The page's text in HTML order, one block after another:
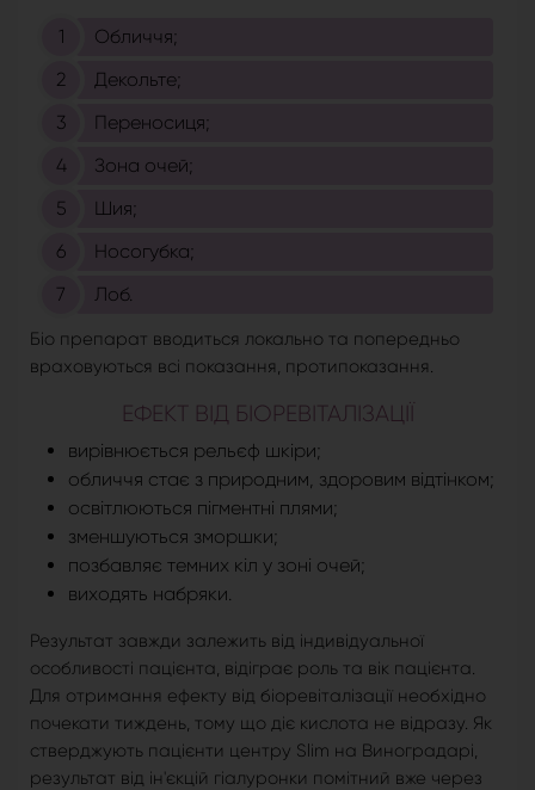
Обличчя;
Декольте;
Переносиця;
Зона очей;
Шия;
Носогубка;
Лоб.
Біо препарат вводиться локально та попередньо
враховуються всі показання, протипоказання.
ЕФЕКТ ВІД БІОРЕВІТАЛІЗАЦІЇ
вирівнюється рельєф шкіри;
обличчя стає з природним, здоровим відтінком;
освітлюються пігментні плями;
зменшуються зморшки;
позбавляє темних кіл у зоні очей;
виходять набряки.
Результат завжди залежить від індивідуальної
особливості пацієнта, відіграє роль та вік пацієнта.
Для отримання ефекту від біоревіталізації необхідно
почекати тиждень, тому що діє кислота не відразу. Як
стверджують пацієнти центру Slim на Виноградарі,
результат від ін'єкцій гіалуронки помітний вже через